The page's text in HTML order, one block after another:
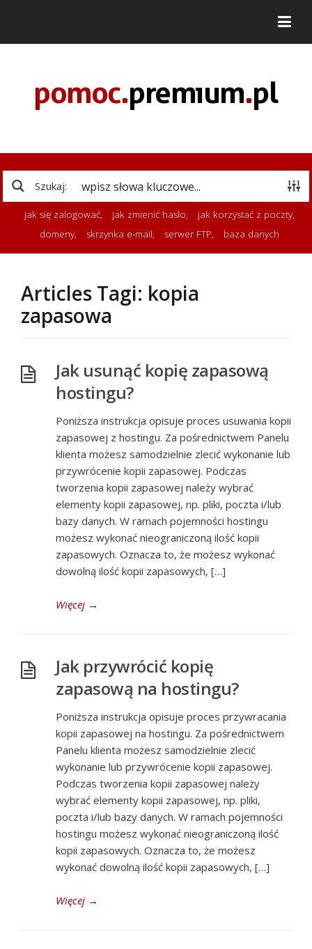
Szukaj:
jak się zalogować, jak zmienić hasło, jak korzystać z poczty,
domeny, skrzynka e-mail, serwer FTP, baza danych
Articles Tagi: kopia
zapasowa
Jak usunąć kopię zapasową
hostingu?
Poniższa instrukcja opisuje proces usuwania kopii
zapasowej z hostingu. Za pośrednictwem Panelu
klienta możesz samodzielnie zlecić wykonanie lub
przywrócenie kopii zapasowej. Podczas
tworzenia kopii zapasowej należy wybrać
elementy kopii zapasowej, np. pliki, poczta i/lub
bazy danych. W ramach pojemności hostingu
możesz wykonać nieograniczoną ilość kopii
zapasowych. Oznacza to, że możesz wykonać
dowolną ilość kopii zapasowych, […]
Więcej →
Jak przywrócić kopię
zapasową na hostingu?
Poniższa instrukcja opisuje proces przywracania
kopii zapasowej na hostingu. Za pośrednictwem
Panelu klienta możesz samodzielnie zlecić
wykonanie lub przywrócenie kopii zapasowej.
Podczas tworzenia kopii zapasowej należy
wybrać elementy kopii zapasowej, np. pliki,
poczta i/lub bazy danych. W ramach pojemności
hostingu możesz wykonać nieograniczoną ilość
kopii zapasowych. Oznacza to, że możesz
wykonać dowolną ilość kopii zapasowych, […]
Więcej →